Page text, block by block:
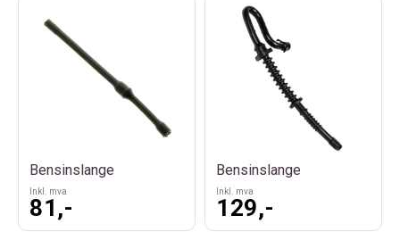
Bensinslange
Inkl. mva
81,-
Bensinslange
Inkl. mva
129,-